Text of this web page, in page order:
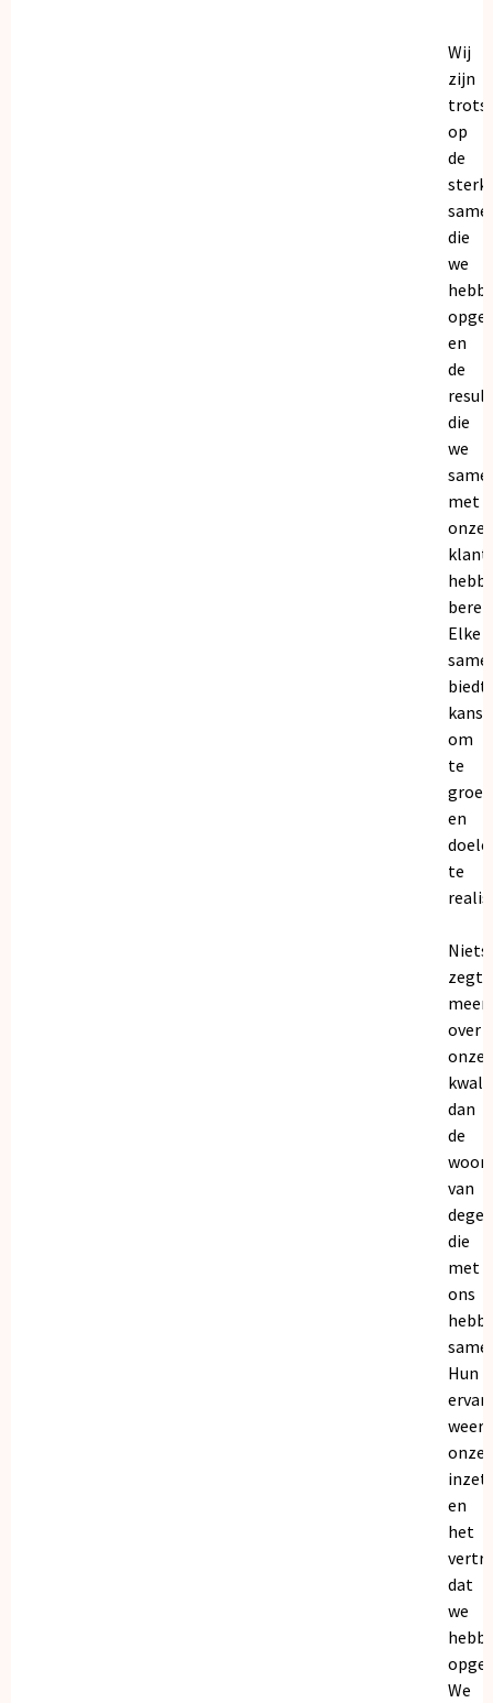
Wij
zijn
trots
op
de
die
we
en
de
die
we
met
onze
Elke
biedt
om
te
en
te
Niets
zegt
meer
over
onze
dan
de
van
die
met
ons
Hun
onze
inzet
en
het
dat
we
We